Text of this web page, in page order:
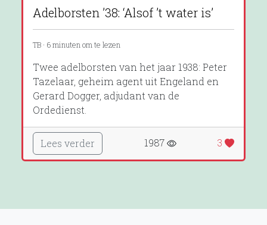
Adelborsten ’38: ‘Alsof ’t water is’
TB · 6 minuten om te lezen
Twee adelborsten van het jaar 1938: Peter
Tazelaar, geheim agent uit Engeland en
Gerard Dogger, adjudant van de
Ordedienst.
Lees verder 1987 3